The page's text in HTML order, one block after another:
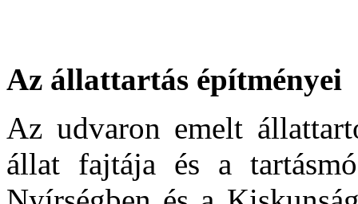
Az állattartás építményei
Az udvaron emelt
állat fajtája és a